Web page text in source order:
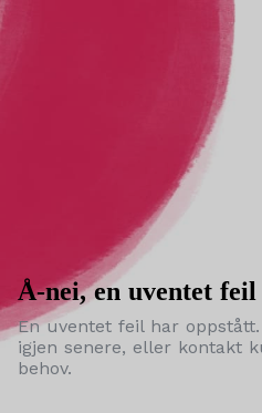
Å-nei, en uventet
En uventet feil har
igjen senere, eller kontakt
behov.